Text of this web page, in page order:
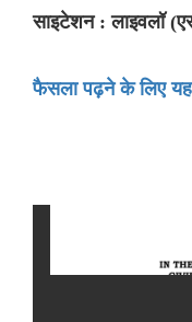
साइटेशन : लाइवलॉ
फैसला पढ़ने के लिए